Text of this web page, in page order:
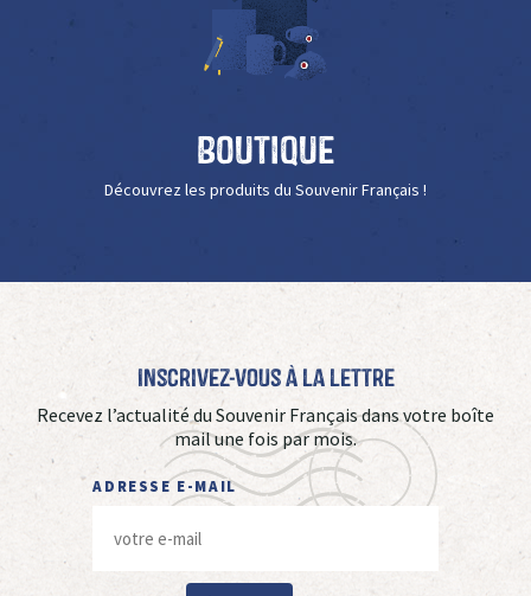
Boutique
Découvrez les produits du Souvenir Français !
Inscrivez-vous à La Lettre
Recevez l’actualité du Souvenir Français dans votre boîte
mail une fois par mois.
ADRESSE E-MAIL